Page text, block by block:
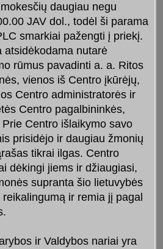
daugiau negu
JAV dol., todėl ši parama
smarkiai pažengti į priekį.
atsidėkodama nutarė
rūmus pavadinti a. a. Ritos
vienos iš Centro įkūrėjų,
Centro administratorės ir
Centro pagalbininkės,
Centro išlaikymo savo
prisidėjo ir daugiau žmonių
tikrai ilgas. Centro
dėkingi jiems ir džiaugiasi,
supranta šio lietuvybės
ir remia jį pagal
ir Valdybos nariai yra